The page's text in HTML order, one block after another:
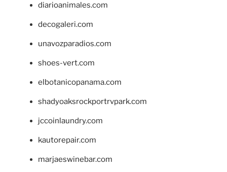
diarioanimales.com
decogaleri.com
unavozparadios.com
shoes-vert.com
elbotanicopanama.com
shadyoaksrockportrvpark.com
jccoinlaundry.com
kautorepair.com
marjaeswinebar.com